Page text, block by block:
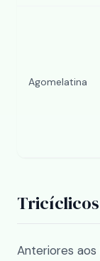
Agomelatina
Tricíclicos
Anteriores aos